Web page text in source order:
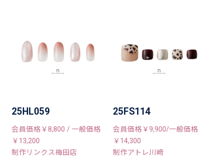
25HL059
会員価格￥8,800 / 一般価格
￥13,200
制作リンクス梅田店
25FS114
会員価格￥9,900/一般価格
￥14,300
制作アトレ川崎